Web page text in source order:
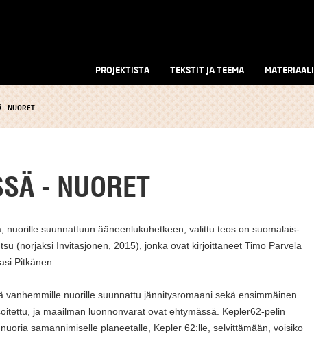
PROJEKTISTA TEKSTIT JA TEEMA MATERIAALI
- NUORET
- NUORET
suunnattuun ääneenlukuhetkeen, valittu teos on suomalais-
(norjaksi Invitasjonen, 2015), jonka ovat kirjoittaneet Timo Parvela
Pitkänen.
vanhemmille nuorille suunnattu jännitysromaani sekä ensimmäinen
ja maailman luonnonvarat ovat ehtymässä. Kepler62-pelin
samannimiselle planeetalle, Kepler 62:lle, selvittämään, voisiko